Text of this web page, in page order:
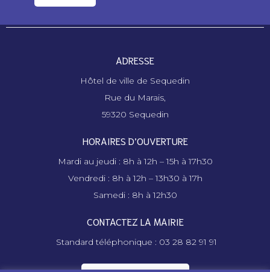
ADRESSE
Hôtel de ville de Sequedin
Rue du Marais,
59320 Sequedin
HORAIRES D’OUVERTURE
Mardi au jeudi : 8h à 12h – 15h à 17h30
Vendredi : 8h à 12h – 13h30 à 17h
Samedi : 8h à 12h30
CONTACTEZ LA MAIRIE
Standard téléphonique : 03 28 82 91 91